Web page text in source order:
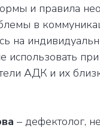
и правила
в
на
использовать
АДК и их
– дефектолог,